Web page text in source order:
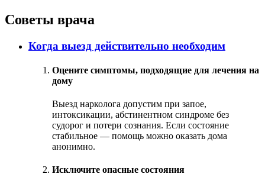
Советы врача
Когда выезд действительно необходим
Оцените симптомы, подходящие для лечения на
дому
Выезд нарколога допустим при запое,
интоксикации, абстинентном синдроме без
судорог и потери сознания. Если состояние
стабильное — помощь можно оказать дома
анонимно.
Исключите опасные состояния